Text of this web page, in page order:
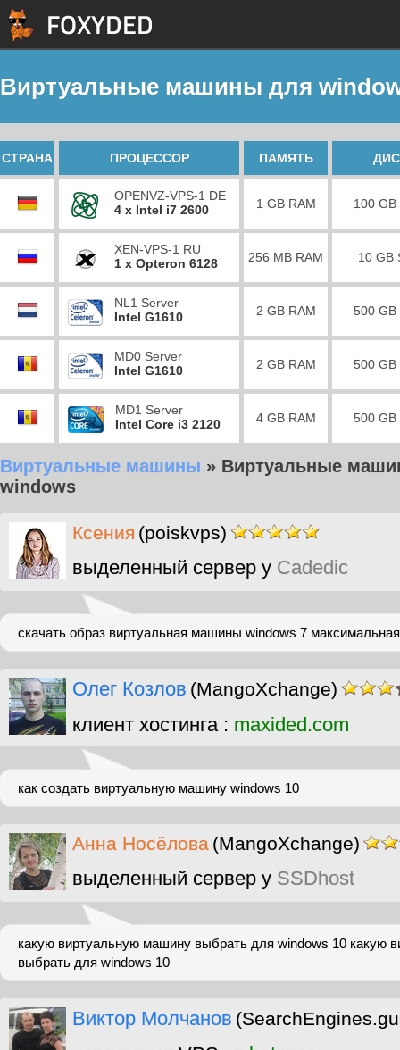
Виртуальные машины для
СТРАНА ПРОЦЕССОР ПАМЯТЬ
OPENVZ-VPS-1 DE
4 x Intel i7 2600
1 GB RAM 100 GB
XEN-VPS-1 RU
1 x Opteron 6128
256 MB RAM 10 GB
NL1 Server
Intel G1610
2 GB RAM 500 GB
MD0 Server
Intel G1610
2 GB RAM 500 GB
MD1 Server
Intel Core i3 2120
4 GB RAM 500 GB
Виртуальные машины » Виртуальные
windows
Ксения (poiskvps)
выделенный сервер у Cadedic
скачать образ виртуальная машины windows 7
Олег Козлов (MangoXchange)
клиент хостинга : maxided.com
как создать виртуальную машину windows 10
Анна Носёлова (MangoXchange)
выделенный сервер у SSDhost
какую виртуальную машину выбрать для windows 10 какую
выбрать для windows 10
Виктор Молчанов